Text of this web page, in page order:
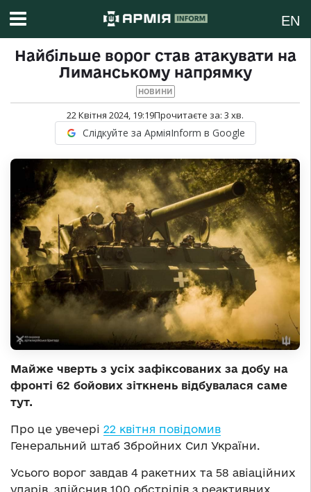
EN
Найбільше ворог став атакувати на
Лиманському напрямку
НОВИНИ
22 Квітня 2024, 19:19Прочитаєте за: 3 хв.
Слідкуйте за АрміяInform в Google
Майже чверть з усіх зафіксованих за добу на
фронті 62 бойових зіткнень відбувалася саме
тут.
Про це увечері 22 квітня повідомив
Генеральний штаб Збройних Сил України.
Усього ворог завдав 4 ракетних та 58 авіаційних
ударів, здійснив 100 обстрілів з реактивних